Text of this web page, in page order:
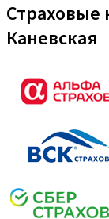
Страховые
Каневская